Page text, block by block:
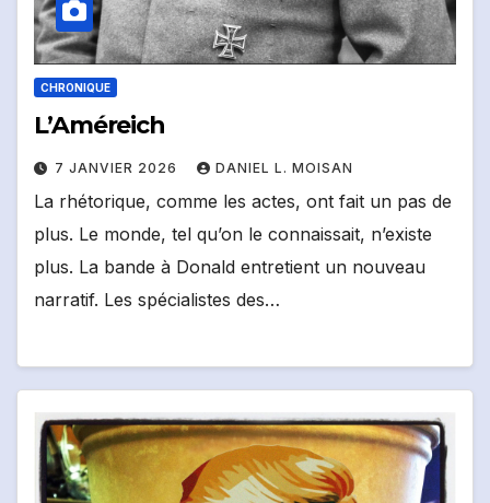
CHRONIQUE
L’Améreich
7 JANVIER 2026 DANIEL L. MOISAN
La rhétorique, comme les actes, ont fait un pas de
plus. Le monde, tel qu’on le connaissait, n’existe
plus. La bande à Donald entretient un nouveau
narratif. Les spécialistes des…